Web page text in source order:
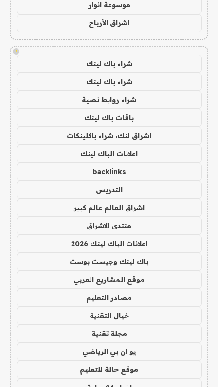
موسوعة انوار
اشراق الأرباح
!
شراء باك لينك
شراء باك لينك
شراء روابط نصية
باقات باك لينك
اشراق لنك، شراء باكلينكات
اعلانات الباك لينك
backlinks
التدريس
اشراق العالم عالم كبير
منتدى الاشراق
اعلانات الباك لينك 2026
باك لينك وجيست بوست
موقع المشاريع العربي
مصادر التعليم
خيال التقنية
مجلة تقنية
يو ان بي الرياضي
موقع حالة للتعليم